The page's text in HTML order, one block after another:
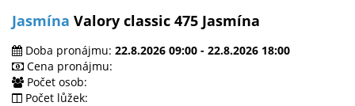
Jasmína Valory classic 475 Jasmína
Doba pronájmu: 22.8.2026 09:00 - 22.8.2026 18:00
Cena pronájmu:
Počet osob:
Počet lůžek: